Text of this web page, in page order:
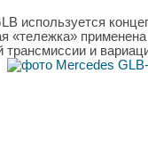
используется
«тележка»
трансмиссии и